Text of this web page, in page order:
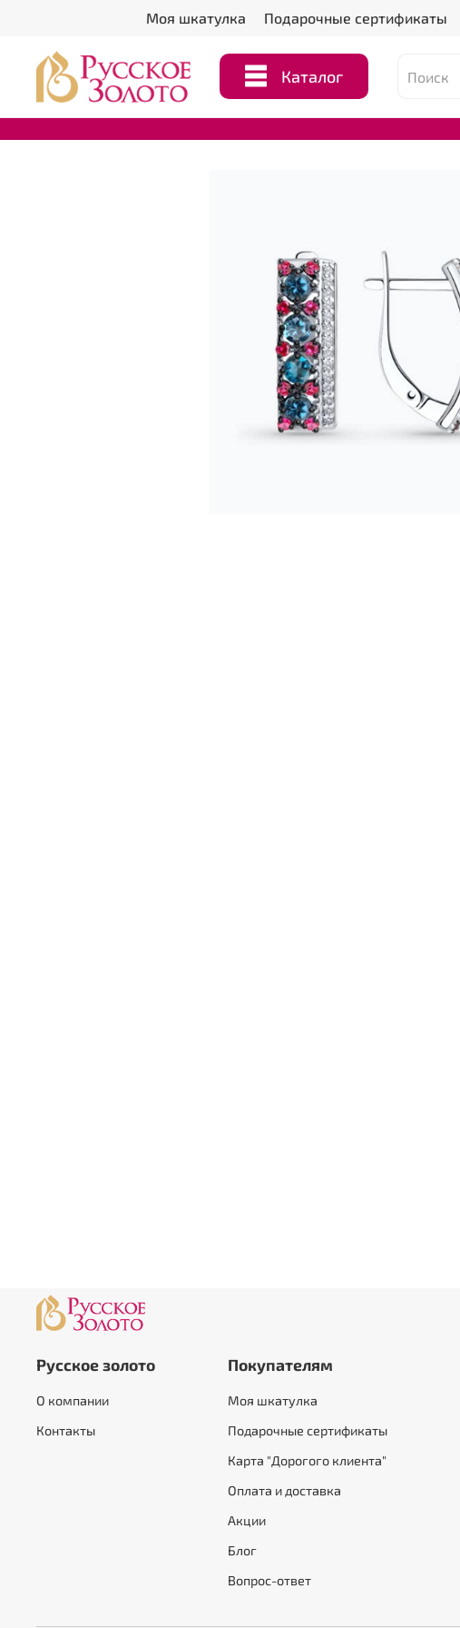
Моя шкатулка Подарочные сертификаты
Каталог
Русское золото
О компании
Контакты
Покупателям
Моя шкатулка
Подарочные сертификаты
Карта "Дорогого клиента"
Оплата и доставка
Акции
Блог
Вопрос-ответ